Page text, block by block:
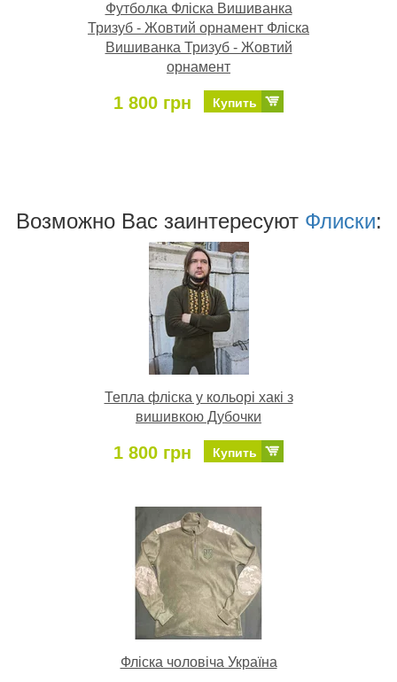
Футболка Фліска Вишиванка
Тризуб - Жовтий орнамент Фліска
Вишиванка Тризуб - Жовтий
орнамент
1 800 грн Купить
Возможно Ваc заинтересуют Флиски:
Тепла фліска у кольорі хакі з
вишивкою Дубочки
1 800 грн Купить
Фліска чоловіча Україна